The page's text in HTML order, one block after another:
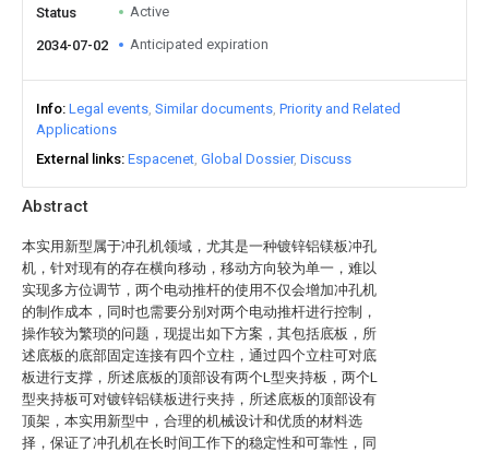
Abstract
本实用新型属于冲孔机领域，尤其是一种镀锌铝镁板冲孔
机，针对现有的存在横向移动，移动方向较为单一，难以
实现多方位调节，两个电动推杆的使用不仅会增加冲孔机
的制作成本，同时也需要分别对两个电动推杆进行控制，
操作较为繁琐的问题，现提出如下方案，其包括底板，所
述底板的底部固定连接有四个立柱，通过四个立柱可对底
板进行支撑，所述底板的顶部设有两个L型夹持板，两个L
型夹持板可对镀锌铝镁板进行夹持，所述底板的顶部设有
顶架，本实用新型中，合理的机械设计和优质的材料选
择，保证了冲孔机在长时间工作下的稳定性和可靠性，同
Status Active
2034-07-02 Anticipated expiration
Info Legal events Similar documents Priority and Related
Applications
External links Espacenet Global Dossier Discuss